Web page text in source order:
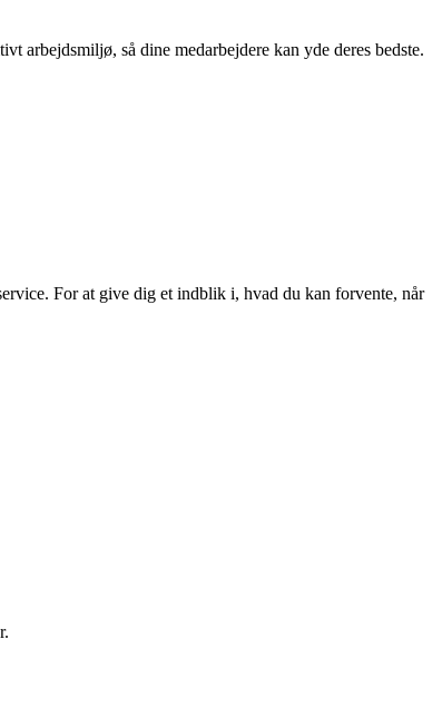
arbejdsmiljø, så dine medarbejdere kan yde deres bedste.
For at give dig et indblik i, hvad du kan forvente, når